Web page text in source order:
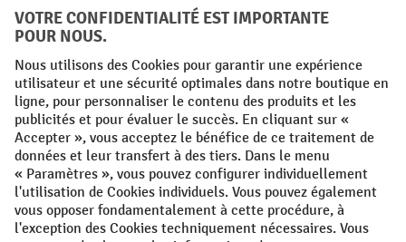
FR NL
Conditions générales Mentions légales
Protection des Données Politique de cookies
All prices excl. VAT plusshipping costsand possible delivery charges,
if not stated otherwise.
¹ La remise est valable jusqu'à épuisement des stocks. La remise ne